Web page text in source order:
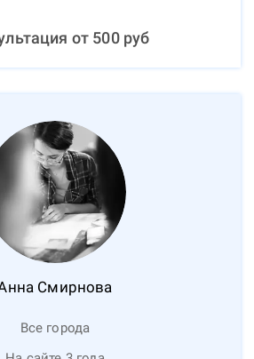
от 500руб
Смирнова
Все города